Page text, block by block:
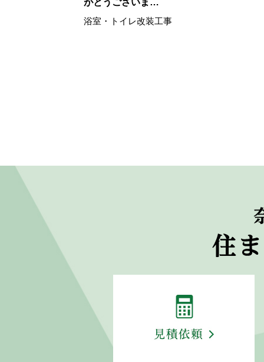
浴室・トイレ改装工事